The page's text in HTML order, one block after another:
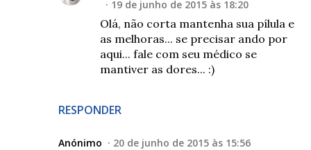
RESPONDER
19 de junho de 2015 às 18:20
Olá, não corta mantenha sua pílula e
as melhoras... se precisar ando por
aqui... fale com seu médico se
mantiver as dores... :)
Anónimo 20 de junho de 2015 às 15:56